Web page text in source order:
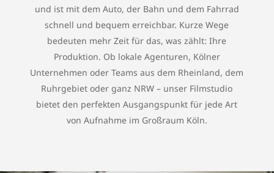
und ist mit dem Auto, der Bahn und dem Fahrrad
schnell und bequem erreichbar. Kurze Wege
bedeuten mehr Zeit für das, was zählt: Ihre
Produktion. Ob lokale Agenturen, Kölner
Unternehmen oder Teams aus dem Rheinland, dem
Ruhrgebiet oder ganz NRW – unser Filmstudio
bietet den perfekten Ausgangspunkt für jede Art
von Aufnahme im Großraum Köln.